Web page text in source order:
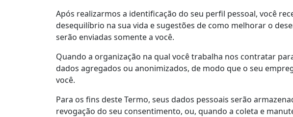
Após realizarmos a identificação do seu perfil pessoal, você
desequilíbrio na sua vida e sugestões de como melhorar o
serão enviadas somente a você.
Quando a organização na qual você trabalha nos contratar
dados agregados ou anonimizados, de modo que o seu
você.
Para os fins deste Termo, seus dados pessoais serão
revogação do seu consentimento, ou, quando a coleta e